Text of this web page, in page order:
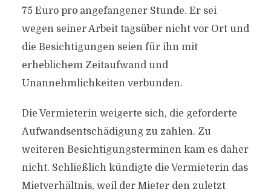
75 Euro pro angefangener Stunde. Er sei
wegen seiner Arbeit tagsüber nicht vor Ort und
die Besichtigungen seien für ihn mit
erheblichem Zeitaufwand und
Unannehmlichkeiten verbunden.
Die Vermieterin weigerte sich, die geforderte
Aufwandsentschädigung zu zahlen. Zu
weiteren Besichtigungsterminen kam es daher
nicht. Schließlich kündigte die Vermieterin das
Mietverhältnis, weil der Mieter den zuletzt